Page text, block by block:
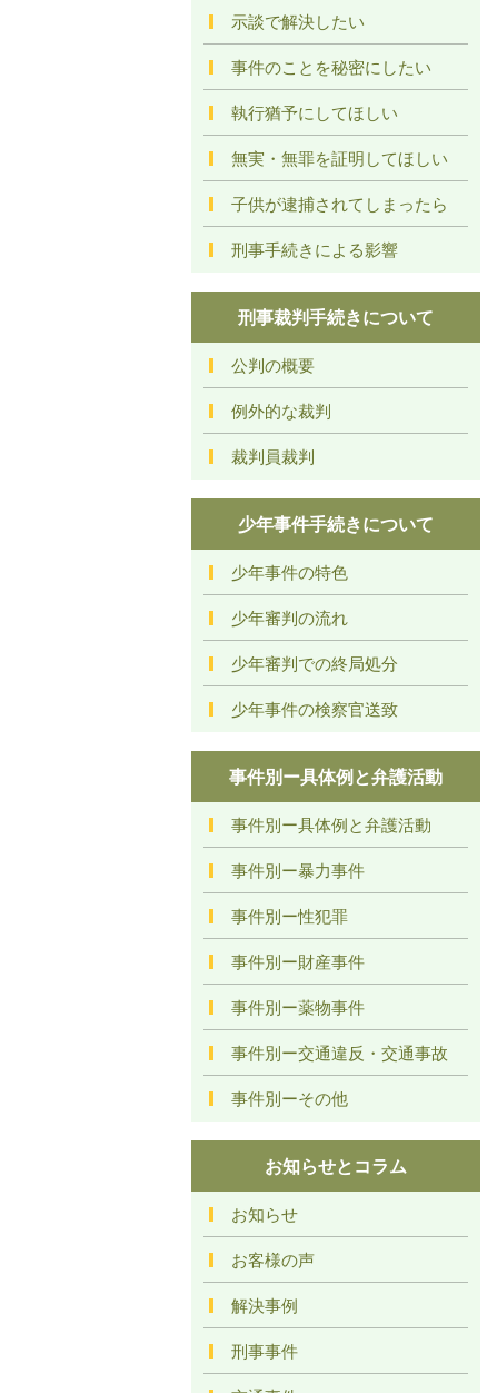
示談で解決したい
事件のことを秘密にしたい
執行猶予にしてほしい
無実・無罪を証明してほしい
子供が逮捕されてしまったら
刑事手続きによる影響
刑事裁判手続きについて
公判の概要
例外的な裁判
裁判員裁判
少年事件手続きについて
少年事件の特色
少年審判の流れ
少年審判での終局処分
少年事件の検察官送致
事件別ー具体例と弁護活動
事件別ー具体例と弁護活動
事件別ー暴力事件
事件別ー性犯罪
事件別ー財産事件
事件別ー薬物事件
事件別ー交通違反・交通事故
事件別ーその他
お知らせとコラム
お知らせ
お客様の声
解決事例
刑事事件